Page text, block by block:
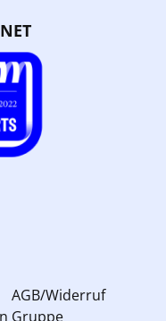
AGB/Widerruf
Gruppe